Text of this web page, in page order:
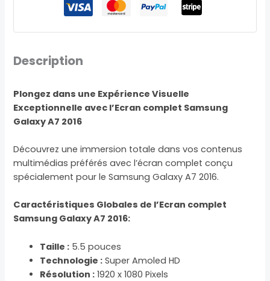
Description
Plongez dans une Expérience Visuelle
Exceptionnelle avec l’Ecran complet Samsung
Galaxy A7 2016
Découvrez une immersion totale dans vos contenus
multimédias préférés avec l’écran complet conçu
spécialement pour le Samsung Galaxy A7 2016.
Caractéristiques Globales de l’Ecran complet
Samsung Galaxy A7 2016:
Taille : 5.5 pouces
Technologie : Super Amoled HD
Résolution : 1920 x 1080 Pixels